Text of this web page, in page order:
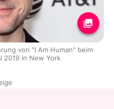
von "I Am Human" beim
2019 in New York